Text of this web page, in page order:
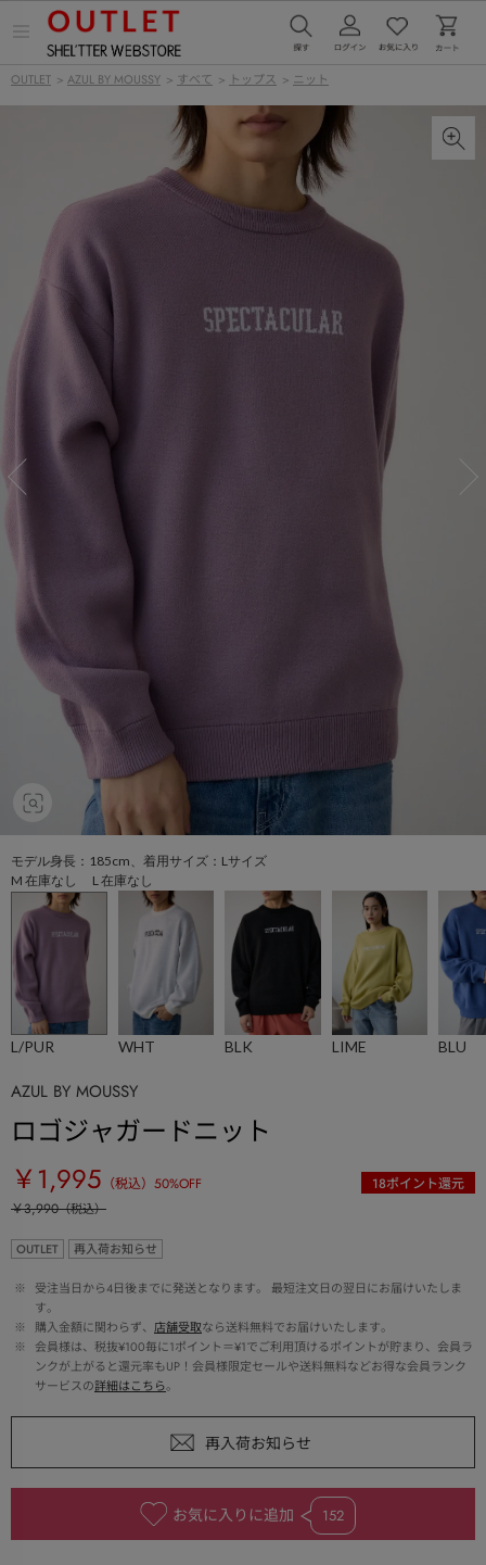
ー
を
OUTLET > AZUL BY MOUSSY > すべて > トップス > ニット
モデル身長：185cm、着用サイズ：Lサイズ
M 在庫なし L 在庫なし
L/PUR WHT BLK LIME BLU
AZUL BY MOUSSY
ロゴジャガードニット
￥1,995 （税込） 50%OFF 18ポイント還元
￥3,990（税込）
OUTLET 再入荷お知らせ
※
受注当日から4日後までに発送となります。 最短注文日の翌日にお届けいたしま
す。
※
購入金額に関わらず、 店舗受取なら送料無料でお届けいたします。
※
会員様は、税抜¥100毎に1ポイント＝¥1でご利用頂けるポイントが貯まり、会員ラ
ンクが上がると還元率もUP！会員様限定セールや送料無料などお得な会員ランク
サービスの詳細はこちら。
お気に入りに追加 152